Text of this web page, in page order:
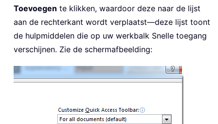
Toevoegen te klikken, waardoor deze naar de lijst
aan de rechterkant wordt verplaatst—deze lijst toont
de hulpmiddelen die op uw werkbalk Snelle toegang
verschijnen. Zie de schermafbeelding: